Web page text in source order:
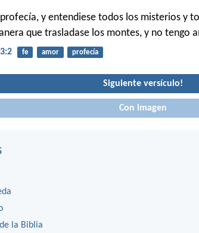
y entendiese todos los misterios y
que trasladase los montes, y no tengo
fe amor profecía
Siguiente versículo!
Con imagen
la Biblia